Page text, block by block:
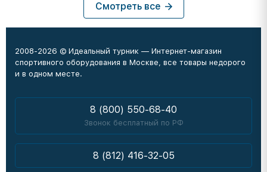
Смотреть все
2008-2026 © Идеальный турник — Интернет-магазин
спортивного оборудования в Москве, все товары недорого
и в одном месте.
8 (800) 550-68-40
Звонок бесплатный по РФ
8 (812) 416-32-05